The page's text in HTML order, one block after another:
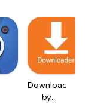
Downloader
by